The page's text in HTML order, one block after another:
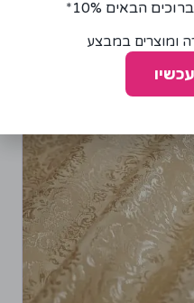
הבאים 10%*
ומוצרים במבצע